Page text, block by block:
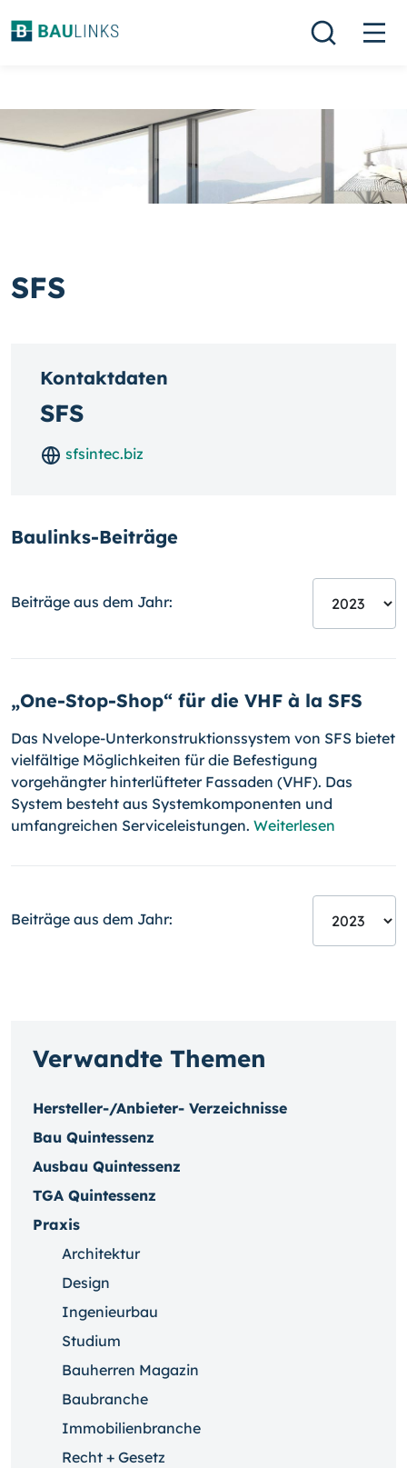
SFS
Kontaktdaten
SFS
sfsintec.biz
Baulinks-Beiträge
Beiträge aus dem Jahr:
„One-Stop-Shop“ für die VHF à la SFS
Das Nvelope-Unterkonstruktionssystem von SFS bietet
vielfältige Mög­lich­kei­ten für die Befestigung
vorgehängter hinterlüfteter Fassaden (VHF). Das
System besteht aus Systemkomponenten und
umfang­rei­chen Serviceleistungen. Weiterlesen
Beiträge aus dem Jahr:
Verwandte Themen
Hersteller-/Anbieter- Verzeichnisse
Bau Quintessenz
Ausbau Quintessenz
TGA Quintessenz
Praxis
Architektur
Design
Ingenieurbau
Studium
Bauherren Magazin
Baubranche
Immobilienbranche
Recht + Gesetz